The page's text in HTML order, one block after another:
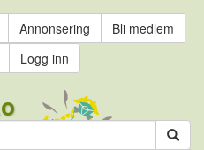
Annonsering
Bli medlem
Logg inn